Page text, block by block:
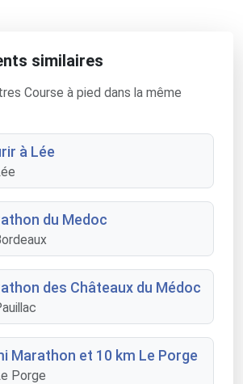
similaires
Course à pied dans la même
à Lée
du Medoc
des Châteaux du Médoc
Marathon et 10 km Le Porge
Porge